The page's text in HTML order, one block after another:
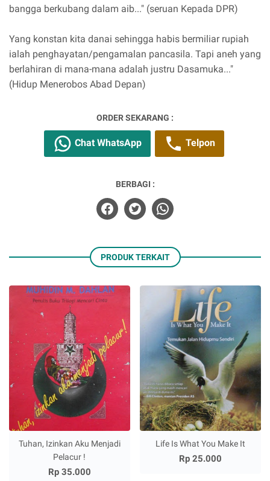
bangga berkubang dalam aib..." (seruan Kepada DPR)
Yang konstan kita danai sehingga habis bermiliar rupiah
ialah penghayatan/pengamalan pancasila. Tapi aneh yang
berlahiran di mana-mana adalah justru Dasamuka..."
(Hidup Menerobos Abad Depan)
ORDER SEKARANG :
Chat WhatsApp Telpon
BERBAGI :
PRODUK TERKAIT
Tuhan, Izinkan Aku Menjadi
Pelacur !
Rp 35.000
Life Is What You Make It
Rp 25.000